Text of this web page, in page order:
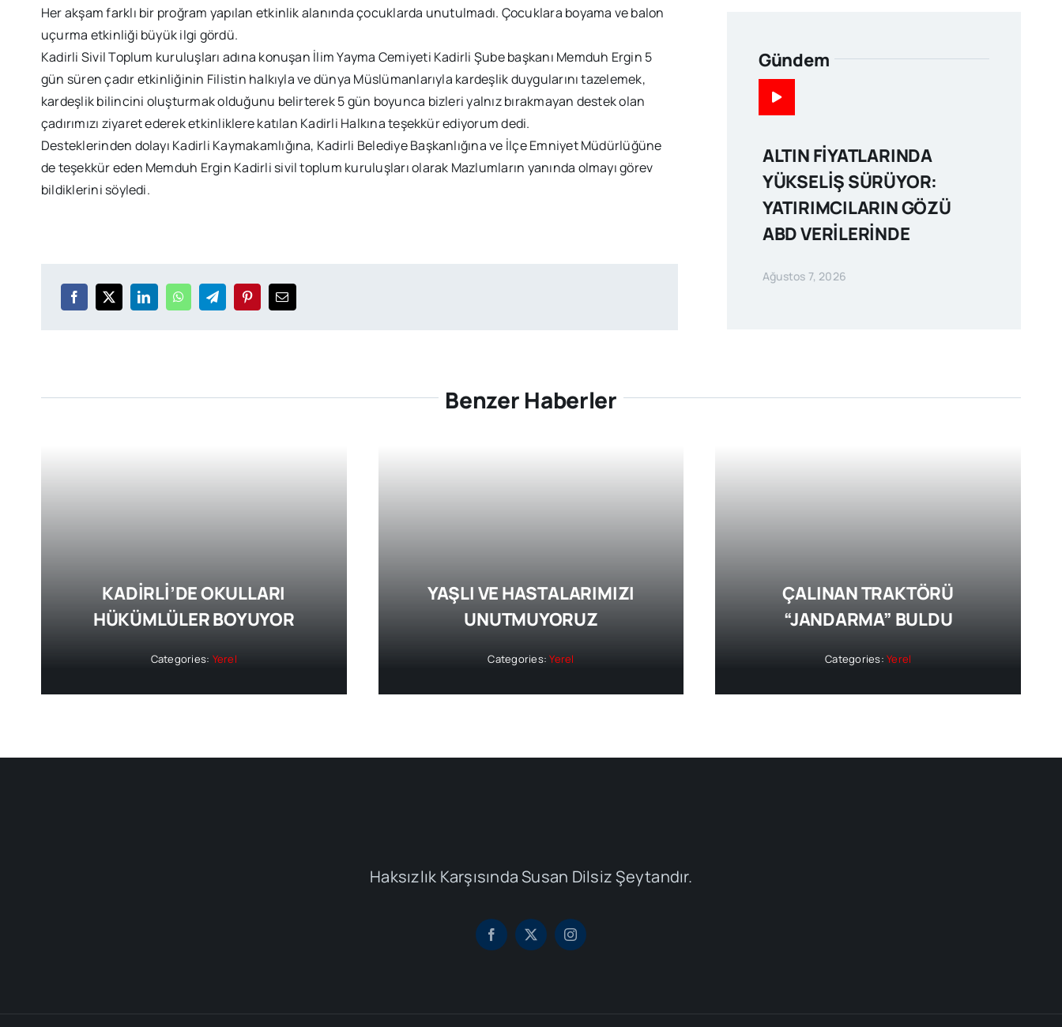
Her akşam farklı bir proğram yapılan etkinlik alanında çocuklarda unutulmadı. Çocuklara boyama ve balon
uçurma etkinliği büyük ilgi gördü.
Kadirli Sivil Toplum kuruluşları adına konuşan İlim Yayma Cemiyeti Kadirli Şube başkanı Memduh Ergin 5
gün süren çadır etkinliğinin Filistin halkıyla ve dünya Müslümanlarıyla kardeşlik duygularını tazelemek,
kardeşlik bilincini oluşturmak olduğunu belirterek 5 gün boyunca bizleri yalnız bırakmayan destek olan
çadırımızı ziyaret ederek etkinliklere katılan Kadirli Halkına teşekkür ediyorum dedi.
Desteklerinden dolayı Kadirli Kaymakamlığına, Kadirli Belediye Başkanlığına ve İlçe Emniyet Müdürlüğüne
de teşekkür eden Memduh Ergin Kadirli sivil toplum kuruluşları olarak Mazlumların yanında olmayı görev
bildiklerini söyledi.
Gündem
ALTIN FİYATLARINDA
YÜKSELİŞ SÜRÜYOR:
YATIRIMCILARIN GÖZÜ
ABD VERİLERİNDE
Ağustos 7, 2026
Benzer Haberler
KADİRLİ’DE OKULLARI
HÜKÜMLÜLER BOYUYOR
Categories: Yerel
YAŞLI VE HASTALARIMIZI
UNUTMUYORUZ
Categories:Yerel
ÇALINAN TRAKTÖRÜ
“JANDARMA” BULDU
Categories:Yerel
Haksızlık Karşısında Susan Dilsiz Şeytandır.